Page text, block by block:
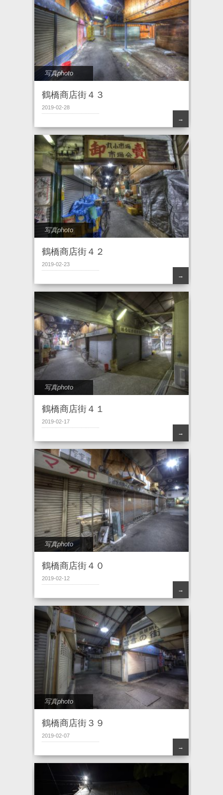
写真photo
鶴橋商店街４３
2019-02-28
→
写真photo
鶴橋商店街４２
2019-02-23
→
写真photo
鶴橋商店街４１
2019-02-17
→
写真photo
鶴橋商店街４０
2019-02-12
→
写真photo
鶴橋商店街３９
2019-02-07
→